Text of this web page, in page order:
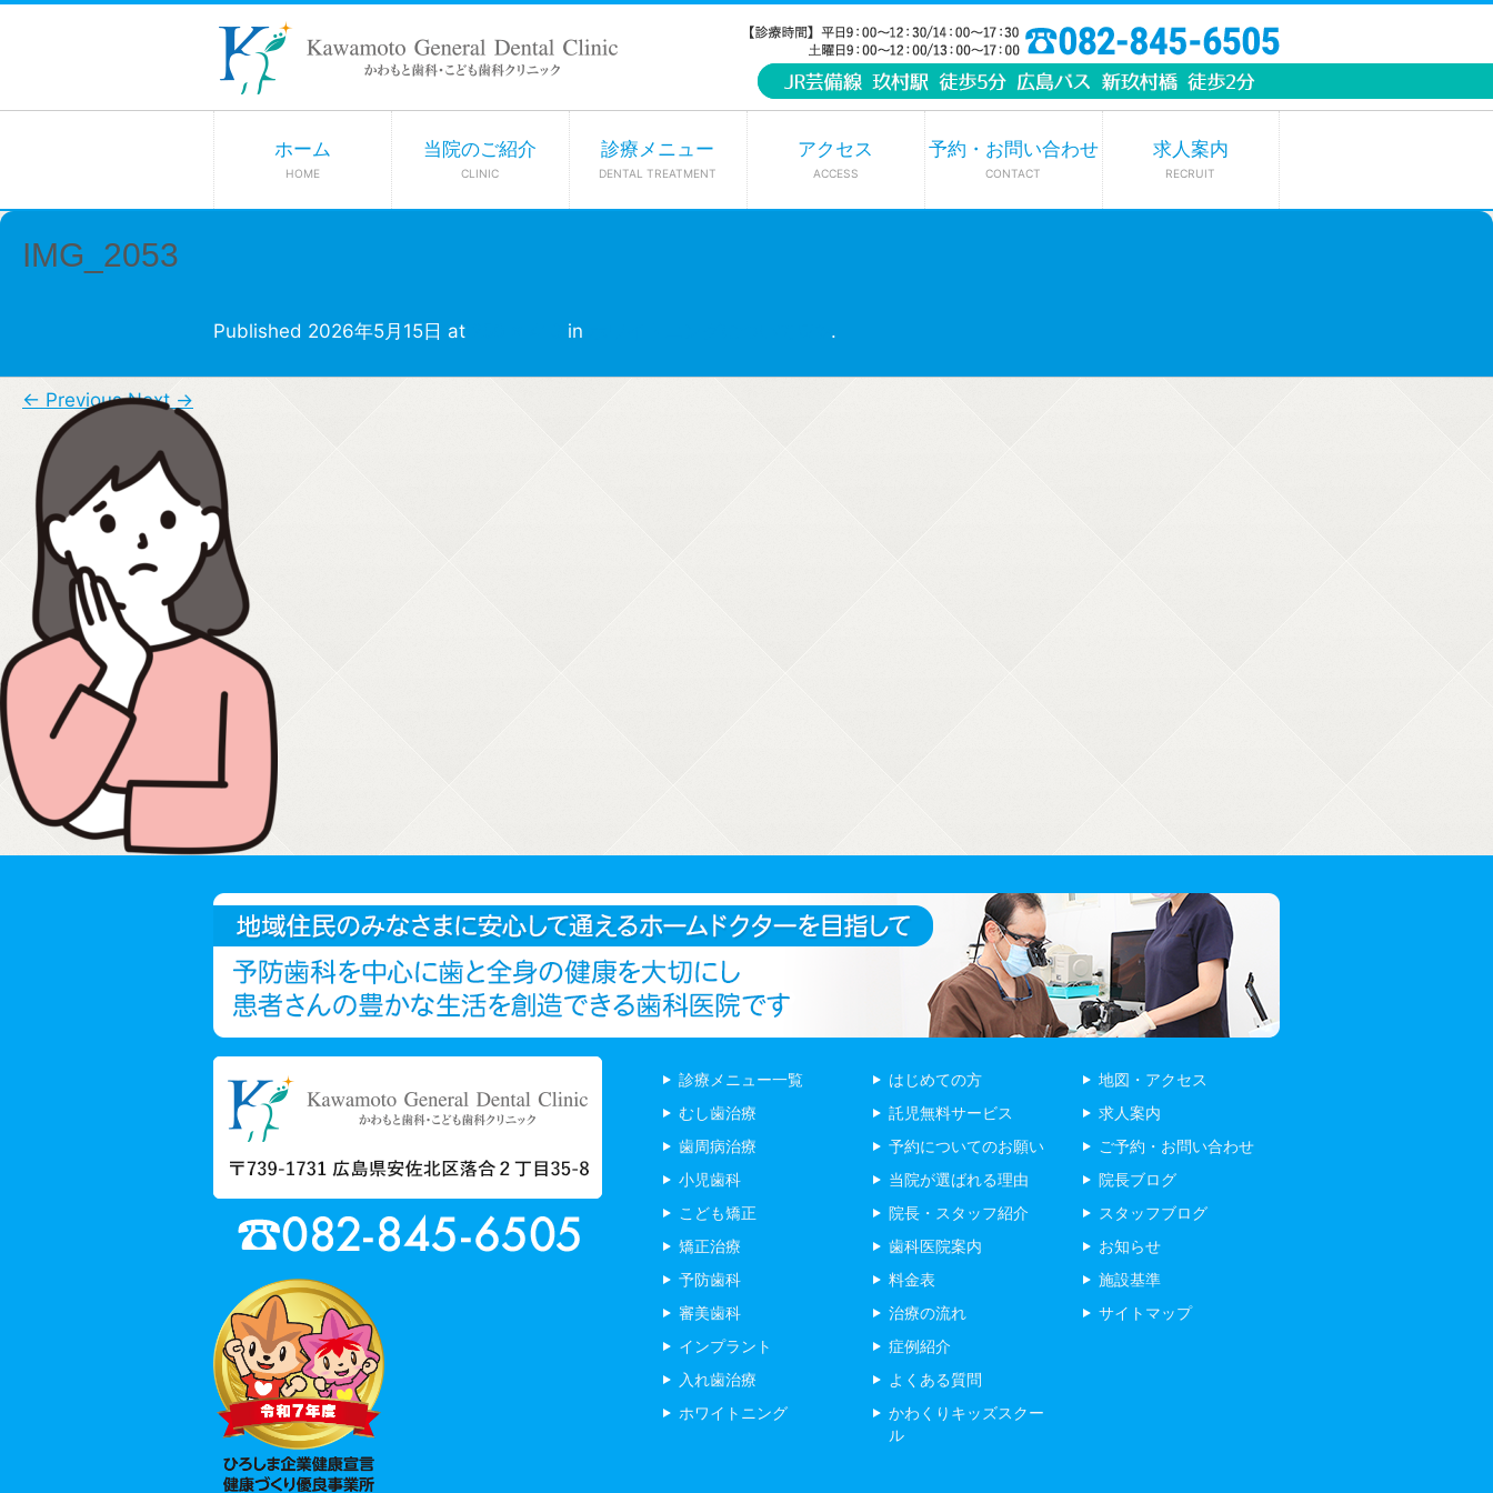
ホーム
HOME
当院のご紹介
CLINIC
診療メニュー
DENTAL TREATMENT
アクセス
ACCESS
予約・お問い合わせ
CONTACT
求人案内
RECRUIT
IMG_2053
Published 2026年5月15日 at in .
← Previous Next →
診療メニュー一覧
むし歯治療
歯周病治療
小児歯科
こども矯正
矯正治療
予防歯科
審美歯科
インプラント
入れ歯治療
ホワイトニング
はじめての方
託児無料サービス
予約についてのお願い
当院が選ばれる理由
院長・スタッフ紹介
歯科医院案内
料金表
治療の流れ
症例紹介
よくある質問
かわくりキッズスクー
ル
地図・アクセス
求人案内
ご予約・お問い合わせ
院長ブログ
スタッフブログ
お知らせ
施設基準
サイトマップ